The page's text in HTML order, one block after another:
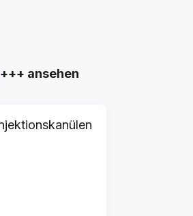
+++ ansehen